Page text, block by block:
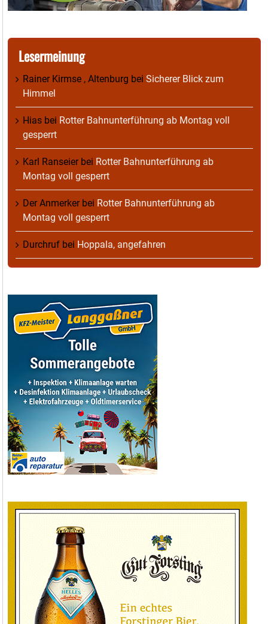
Lesermeinung
Rainer Kirmse , Altenburg bei Sicherer Blick zum
Himmel
Hias bei Rotter Bahnunterführung ab Montag voll
gesperrt
Karl Ranseierbei Rotter Bahnunterführung ab
Montag voll gesperrt
Der Anmerkerbei Rotter Bahnunterführung ab
Montag voll gesperrt
Durchruf bei Hoppala, angefahren